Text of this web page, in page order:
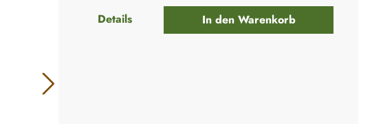
Details In den Warenkorb